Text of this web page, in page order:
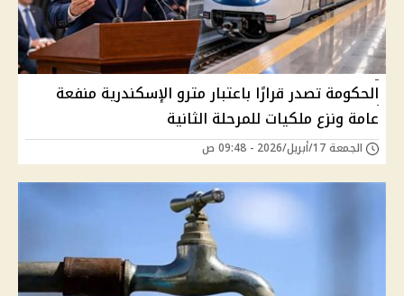
الحكومة تصدر قرارًا باعتبار مترو الإسكندرية منفعة
عامة ونزع ملكيات للمرحلة الثانية
الجمعة 17/أبريل/2026 - 09:48 ص